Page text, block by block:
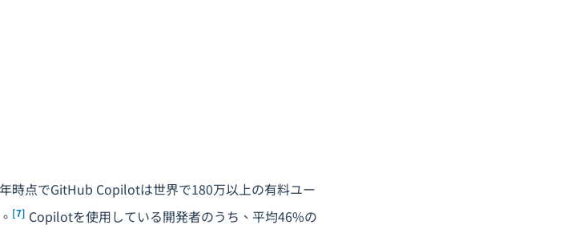
時点でGitHub Copilotは世界で180万以上の有料ユー
[7] Copilotを使用している開発者のうち、平均46%の